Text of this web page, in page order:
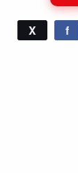
X f